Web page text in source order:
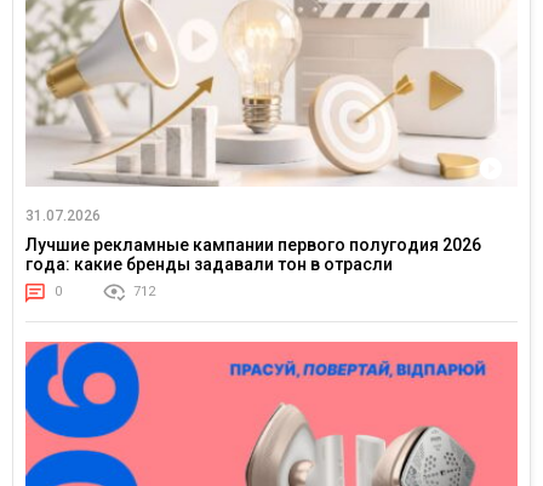
31.07.2026
Лучшие рекламные кампании первого полугодия 2026
года: какие бренды задавали тон в отрасли
0 712